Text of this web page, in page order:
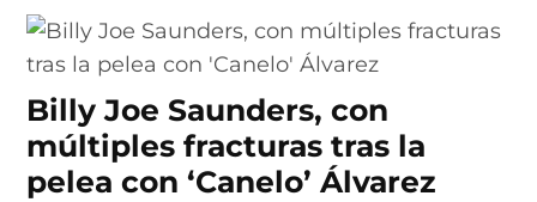
Billy Joe Saunders, con
múltiples fracturas tras la
pelea con ‘Canelo’ Álvarez